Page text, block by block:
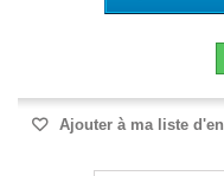
Ajouter à ma liste